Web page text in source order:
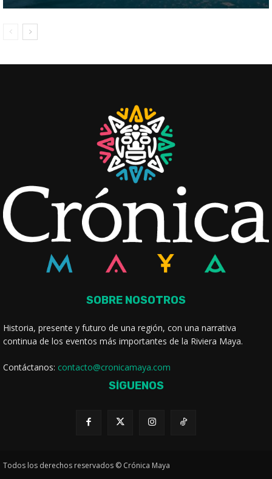
SOBRE NOSOTROS
Historia, presente y futuro de una región, con una narrativa
continua de los eventos más importantes de la Riviera Maya.
Contáctanos: contacto@cronicamaya.com
SÍGUENOS
Todos los derechos reservados © Crónica Maya